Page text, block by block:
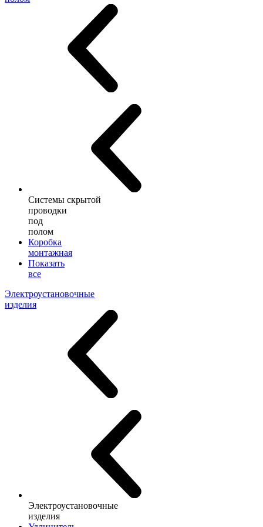
Системы скрытой
проводки
под
полом
Коробка
монтажная
Показать
все
Электроустановочные
изделия
Электроустановочные
изделия